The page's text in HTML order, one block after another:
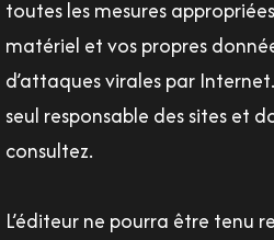
toutes les mesures
matériel et vos propres
d’attaques virales par
seul responsable des sites et
consultez.
L’éditeur ne pourra être tenu